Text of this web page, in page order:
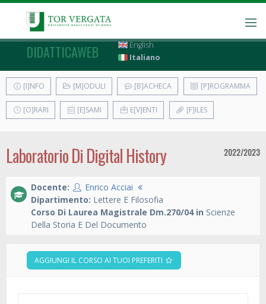
DIDATTICAWEB
English
Italiano
[I]NFO [M]ODULI [B]ACHECA [P]ROGRAMMA
[O]RARI [E]SAMI E[V]ENTI [F]ILES
Laboratorio Di Digital History 2022/2023
Docente:
Enrico Acciai
Dipartimento: Lettere E Filosofia
Corso Di Laurea Magistrale Dm.270/04 in Scienze
Della Storia E Del Documento
AGGIUNGI IL CORSO AI TUOI PREFERITI